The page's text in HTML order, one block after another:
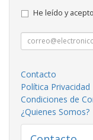
He leído y
Contacto
Política Privacidad
Condiciones de
¿Quienes Somos?